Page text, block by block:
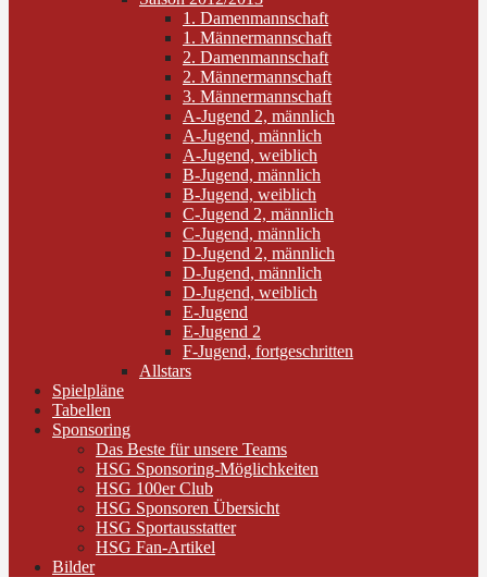
1. Damenmannschaft
1. Männermannschaft
2. Damenmannschaft
2. Männermannschaft
3. Männermannschaft
A-Jugend 2, männlich
A-Jugend, männlich
A-Jugend, weiblich
B-Jugend, männlich
B-Jugend, weiblich
C-Jugend 2, männlich
C-Jugend, männlich
D-Jugend 2, männlich
D-Jugend, männlich
D-Jugend, weiblich
E-Jugend
E-Jugend 2
F-Jugend, fortgeschritten
Allstars
Spielpläne
Tabellen
Sponsoring
Das Beste für unsere Teams
HSG Sponsoring-Möglichkeiten
HSG 100er Club
HSG Sponsoren Übersicht
HSG Sportausstatter
HSG Fan-Artikel
Bilder